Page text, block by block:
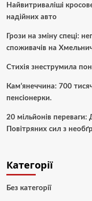
Найвитриваліші
надійних авто
Грози на зміну спеці:
споживачів на
Стихія знеструмила
Кам’янеччина: 700
пенсіонерки.
20 мільйонів
Повітряних сил з
Категорії
Без категорії